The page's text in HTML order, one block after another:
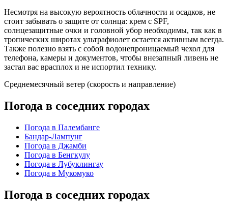
Несмотря на высокую вероятность облачности и осадков, не
стоит забывать о защите от солнца: крем с SPF,
солнцезащитные очки и головной убор необходимы, так как в
тропических широтах ультрафиолет остается активным всегда.
Также полезно взять с собой водонепроницаемый чехол для
телефона, камеры и документов, чтобы внезапный ливень не
застал вас врасплох и не испортил технику.
Среднемесячный ветер (скорость и направление)
Погода в соседних городах
Погода в Палембанге
Бандар-Лампунг
Погода в Джамби
Погода в Бенгкулу
Погода в Лубуклингау
Погода в Мукомуко
Погода в соседних городах